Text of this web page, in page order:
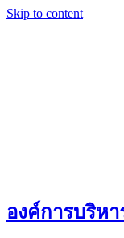
Skip to content
องค์การบริห